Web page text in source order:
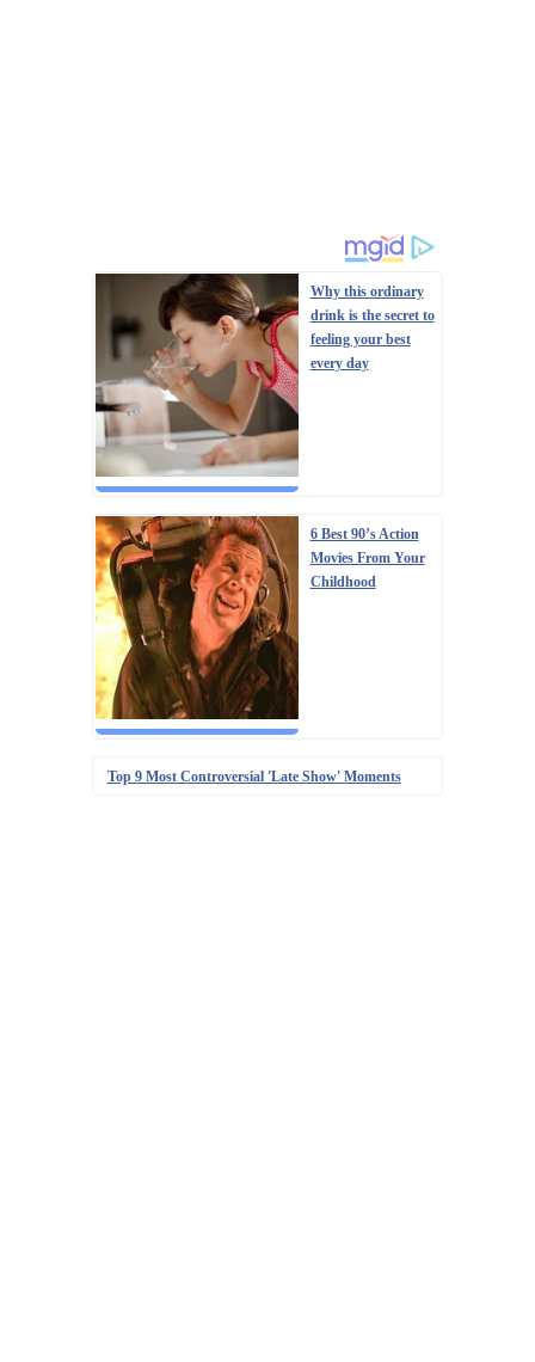
Why this ordinary
drink is the secret to
feeling your best
every day
6 Best 90’s Action
Movies From Your
Childhood
Top 9 Most Controversial 'Late Show' Moments